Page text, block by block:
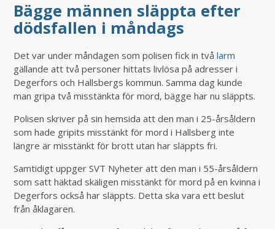
Bägge männen släppta efter
dödsfallen i måndags
Det var under måndagen som polisen fick in tvålarm
gällande att två personer hittats livlösa på adresser i
Degerfors och Hallsbergs kommun. Samma dag kunde
man gripa två misstänkta för mord, bägge har nu släppts.
Polisen skriver på sin hemsida att den man i 25-årsåldern
som hade gripits misstänkt för mord i Hallsberg inte
längre är misstänkt för brott utan har släppts fri.
Samtidigt uppger SVT Nyheter att den man i 55-årsåldern
som satt häktad skäligen misstänkt för mord på en kvinna i
Degerfors också har släppts. Detta ska vara ett beslut
från åklagaren.